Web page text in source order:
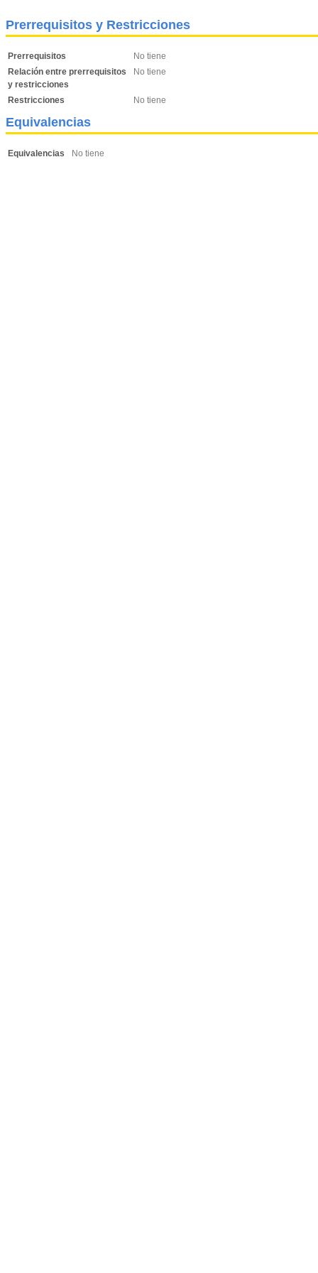
Prerrequisitos y Restricciones
Prerrequisitos
No tiene
Relación entre prerrequisitos
y restricciones
No tiene
Restricciones No tiene
Equivalencias
Equivalencias No tiene